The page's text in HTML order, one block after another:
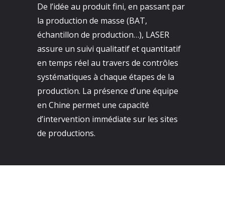
De l’idée au produit fini, en passant par
la production de masse (BAT,
échantillon de production…), LASER
assure un suivi qualitatif et quantitatif
en temps réel au travers de contrôles
systématiques à chaque étapes de la
production. La présence d’une équipe
en Chine permet une capacité
d’intervention immédiate sur les sites
de productions.